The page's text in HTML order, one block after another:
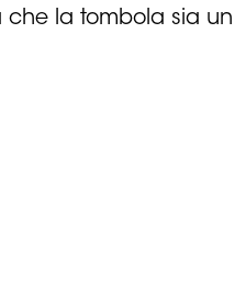
che la tombola sia un